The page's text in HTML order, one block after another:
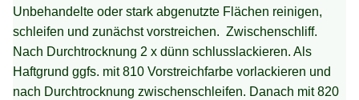
Unbehandelte oder stark abgenutzte Flächen reinigen,
schleifen und zunächst vorstreichen. Zwischenschliff.
Nach Durchtrocknung 2 x dünn schlusslackieren. Als
Haftgrund ggfs. mit 810 Vorstreichfarbe vorlackieren und
nach Durchtrocknung zwischenschleifen. Danach mit 820